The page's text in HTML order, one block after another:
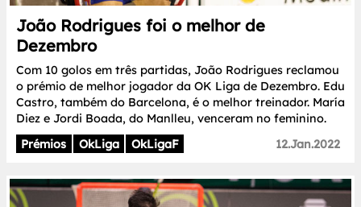
João Rodrigues foi o melhor de
Dezembro
Com 10 golos em três partidas, João Rodrigues reclamou
o prémio de melhor jogador da OK Liga de Dezembro. Edu
Castro, também do Barcelona, é o melhor treinador. María
Diez e Jordi Boada, do Manlleu, venceram no feminino.
Prémios
OkLiga OkLigaF 12.Jan.2022